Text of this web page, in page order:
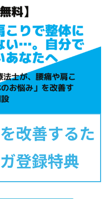
改善するた
登録特典